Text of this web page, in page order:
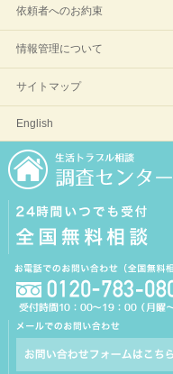
依頼者へのお約束
情報管理について
サイトマップ
English